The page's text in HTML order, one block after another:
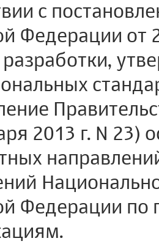
с
Федерации от
2013 г. N 23)
Федерации